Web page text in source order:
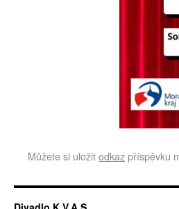
Můžete si uložitodkazpříspěvku